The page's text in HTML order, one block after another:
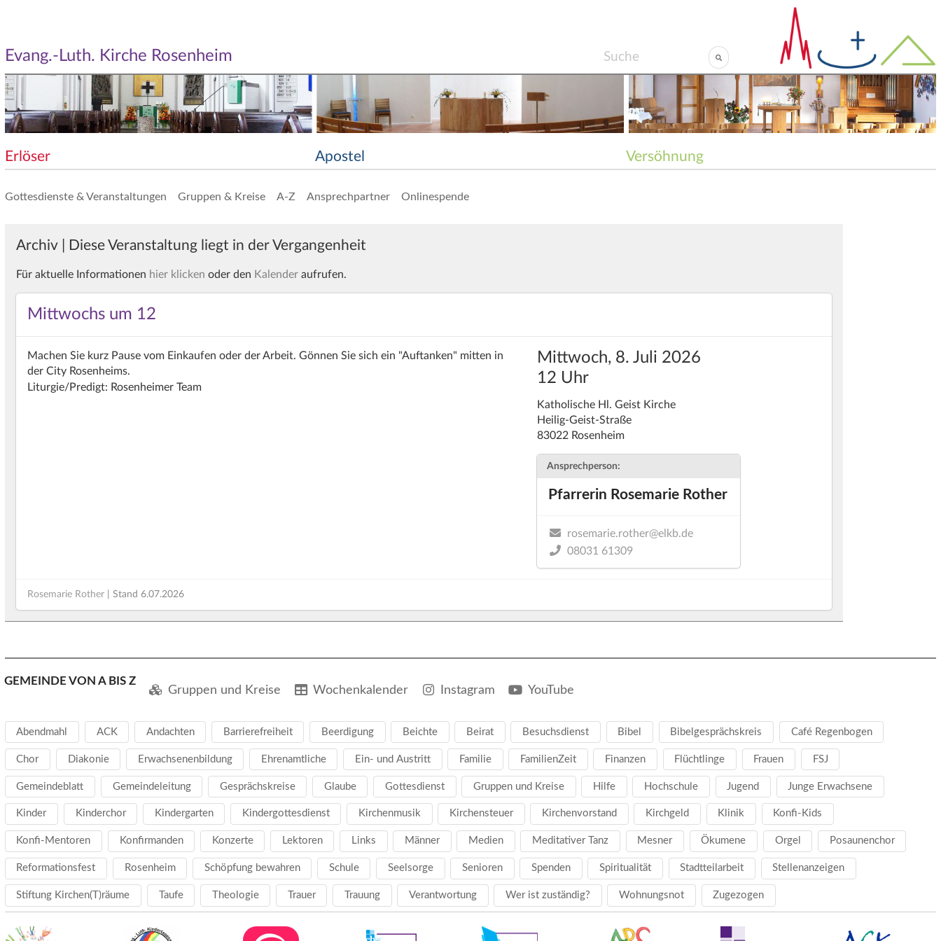
Evang.-Luth. Kirche Rosenheim
Erlöser Apostel Versöhnung
Gottesdienste & Veranstaltungen Gruppen & Kreise A-Z Ansprechpartner Onlinespende
Archiv | Diese Veranstaltung liegt in der Vergangenheit
Für aktuelle Informationen hier klicken oder den Kalenderaufrufen.
Mittwochs um 12
Mittwoch, 8. Juli 2026
12 Uhr
Katholische Hl. Geist Kirche
Heilig-Geist-Straße
83022 Rosenheim
Ansprechperson:
Pfarrerin Rosemarie Rother
rosemarie.rother@elkb.de
08031 61309
Machen Sie kurz Pause vom Einkaufen oder der Arbeit. Gönnen Sie sich ein "Auftanken" mitten in
der City Rosenheims.
Liturgie/Predigt: Rosenheimer Team
Rosemarie Rother| Stand 6.07.2026
GEMEINDE VON A BIS Z
Gruppen und Kreise Wochenkalender Instagram YouTube
Abendmahl ACK Andachten Barrierefreiheit Beerdigung Beichte Beirat Besuchsdienst Bibel Bibelgesprächskreis Café Regenbogen
Chor Diakonie Erwachsenenbildung Ehrenamtliche Ein- und Austritt Familie FamilienZeit Finanzen Flüchtlinge Frauen FSJ
Gemeindeblatt Gemeindeleitung Gesprächskreise Glaube Gottesdienst Gruppen und Kreise Hilfe Hochschule Jugend Junge Erwachsene
Kinder Kinderchor Kindergarten Kindergottesdienst Kirchenmusik Kirchensteuer Kirchenvorstand Kirchgeld Klinik Konfi-Kids
Konfi-Mentoren Konfirmanden Konzerte Lektoren Links Männer Medien Meditativer Tanz Mesner Ökumene Orgel Posaunenchor
Reformationsfest Rosenheim Schöpfung bewahren Schule Seelsorge Senioren Spenden Spiritualität Stadtteilarbeit Stellenanzeigen
Stiftung Kirchen(T)räume Taufe Theologie Trauer Trauung Verantwortung Wer ist zuständig? Wohnungsnot Zugezogen